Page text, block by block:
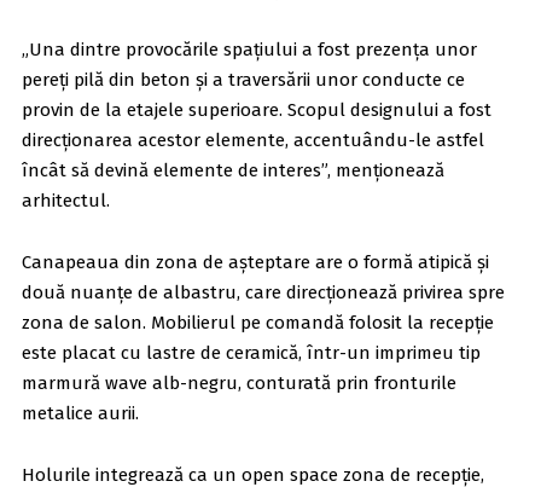
„Una dintre provocările spațiului a fost prezența unor
pereți pilă din beton și a traversării unor conducte ce
provin de la etajele superioare. Scopul designului a fost
direcționarea acestor elemente, accentuându-le astfel
încât să devină elemente de interes”, menționează
arhitectul.
Canapeaua din zona de așteptare are o formă atipică și
două nuanțe de albastru, care direcționează privirea spre
zona de salon. Mobilierul pe comandă folosit la recepție
este placat cu lastre de ceramică, într-un imprimeu tip
marmură wave alb-negru, conturată prin fronturile
metalice aurii.
Holurile integrează ca un open space zona de recepție,